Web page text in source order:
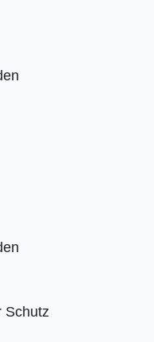
Schutz